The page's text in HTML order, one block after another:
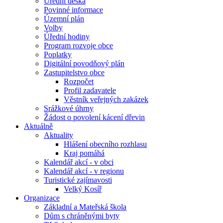
Povinné informace
Územní plán
Volby
Úřední hodiny
Program rozvoje obce
Poplatky
Digitální povodňový plán
Zastupitelstvo obce
Rozpočet
Profil zadavatele
Věstník veřejných zakázek
Srážkové úhrny
Žádost o povolení kácení dřevin
Aktuálně
Aktuality
Hlášení obecního rozhlasu
Kraj pomáhá
Kalendář akcí - v obci
Kalendář akcí - v regionu
Turistické zajímavosti
Velký Kosíř
Organizace
Základní a Mateřská škola
Dům s chráněnými byty